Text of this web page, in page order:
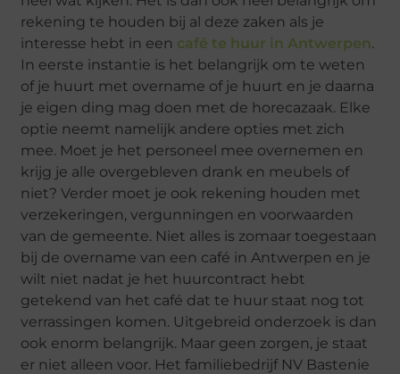
rekening te houden bij al deze zaken als je
interesse hebt in een café te huur in Antwerpen.
In eerste instantie is het belangrijk om te weten
of je huurt met overname of je huurt en je daarna
je eigen ding mag doen met de horecazaak. Elke
optie neemt namelijk andere opties met zich
mee. Moet je het personeel mee overnemen en
krijg je alle overgebleven drank en meubels of
niet? Verder moet je ook rekening houden met
verzekeringen, vergunningen en voorwaarden
van de gemeente. Niet alles is zomaar toegestaan
bij de overname van een café in Antwerpen en je
wilt niet nadat je het huurcontract hebt
getekend van het café dat te huur staat nog tot
verrassingen komen. Uitgebreid onderzoek is dan
ook enorm belangrijk. Maar geen zorgen, je staat
er niet alleen voor. Het familiebedrijf NV Bastenie